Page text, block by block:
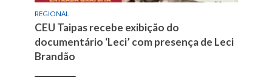
REGIONAL
CEU Taipas recebe exibição do
documentário ‘Leci’ com presença de Leci
Brandão